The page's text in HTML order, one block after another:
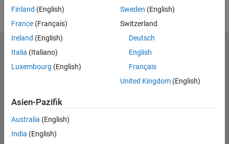
Finland (English)
France (Français)
Ireland (English)
Italia (Italiano)
Luxembourg (English)
Sweden (English)
Switzerland
Deutsch
English
Français
United Kingdom(English)
Asien-Pazifik
Australia (English)
India (English)
MathWorks
Testen oder Kaufen